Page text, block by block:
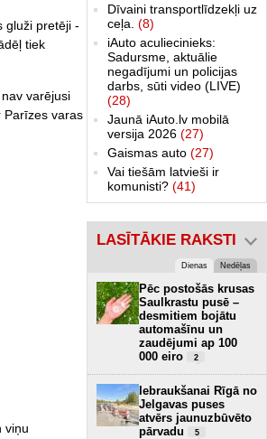
gluži pretēji -
tiek
varējusi
Parīzes varas
viņu
Dīvaini transportlīdzekļi uz
ceļa. (8)
iAuto aculiecinieks:
Sadursme, aktuālie
negadījumi un policijas
darbs, sūti video (LIVE)
(28)
Jaunā iAuto.lv mobilā
versija 2026 (27)
Gaismas auto (27)
Vai tiešām latvieši ir
komunisti? (41)
LASĪTĀKIE RAKSTI
Dienas Nedēļas
Pēc postošās krusas
Saulkrastu pusē –
desmitiem bojātu
automašīnu un
zaudējumi ap 100
000 eiro
2
Iebraukšanai Rīgā no
Jelgavas puses
atvērs jaunuzbūvēto
pārvadu
5